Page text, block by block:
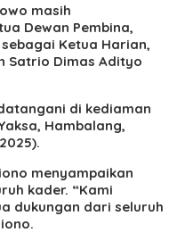
masih
Dewan Pembina,
Ketua Harian,
Satrio Dimas Adityo
di kediaman
Hambalang,
menyampaikan
kader. “Kami
dukungan dari seluruh